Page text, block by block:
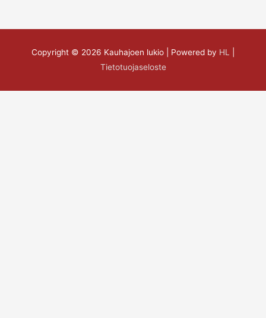
Copyright © 2026 Kauhajoen lukio | Powered by HL
Tietotuojaseloste